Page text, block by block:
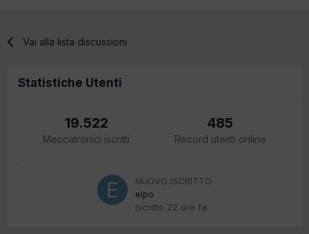
Vai alla lista discussioni
Statistiche Utenti
19.522
Meccatronici iscritti
485
Record utenti online
NUOVO ISCRITTO
elpo
Iscritto 22 ore fa